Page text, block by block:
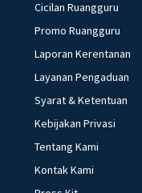
Cicilan Ruangguru
Promo Ruangguru
Laporan Kerentanan
Layanan Pengaduan
Syarat & Ketentuan
Kebijakan Privasi
Tentang Kami
Kontak Kami